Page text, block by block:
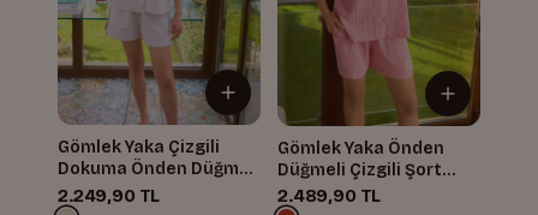
Gömlek Yaka Çizgili
Dokuma Önden Düğmeli
Şortlu Takım
2.249,90 TL
Gömlek Yaka Önden
Düğmeli Çizgili Şort
Takım
2.489,90 TL